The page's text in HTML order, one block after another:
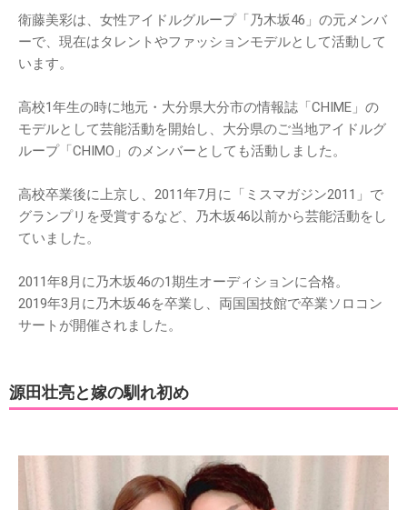
衛藤美彩は、女性アイドルグループ「乃木坂46」の元メンバ
ーで、現在はタレントやファッションモデルとして活動して
います。
高校1年生の時に地元・大分県大分市の情報誌「CHIME」の
モデルとして芸能活動を開始し、大分県のご当地アイドルグ
ループ「CHIMO」のメンバーとしても活動しました。
高校卒業後に上京し、2011年7月に「ミスマガジン2011」で
グランプリを受賞するなど、乃木坂46以前から芸能活動をし
ていました。
2011年8月に乃木坂46の1期生オーディションに合格。
2019年3月に乃木坂46を卒業し、両国国技館で卒業ソロコン
サートが開催されました。
源田壮亮と嫁の馴れ初め